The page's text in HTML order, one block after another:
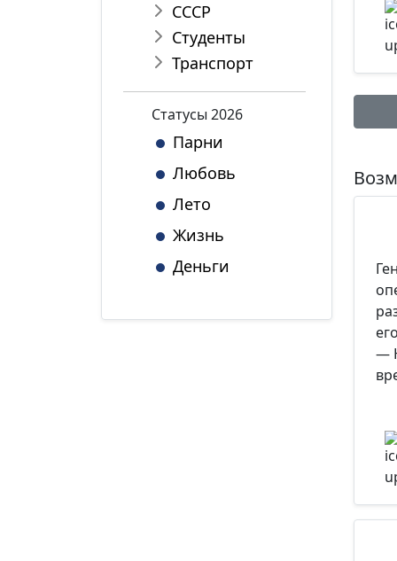
СССР
Студенты
Транспорт
Статуcы 2026
Парни
Любовь
Лето
Жизнь
Деньги
—